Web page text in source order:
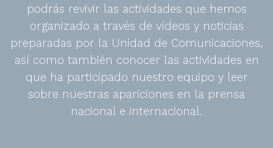
podrás revivir las actividades que hemos
organizado a través de vídeos y noticias
preparadas por la Unidad de Comunicaciones,
así como también conocer las actividades en
que ha participado nuestro equipo y leer
sobre nuestras apariciones en la prensa
nacional e internacional.